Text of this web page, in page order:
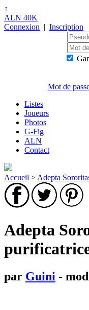
↑
ALN 40K
Connexion | Inscription
Mot de
Listes
Joueurs
Photos
G-Fig
ALN
Contact
Accueil > Adepta
Adepta
par Guini -